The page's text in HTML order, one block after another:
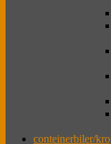
conteinerbiler/